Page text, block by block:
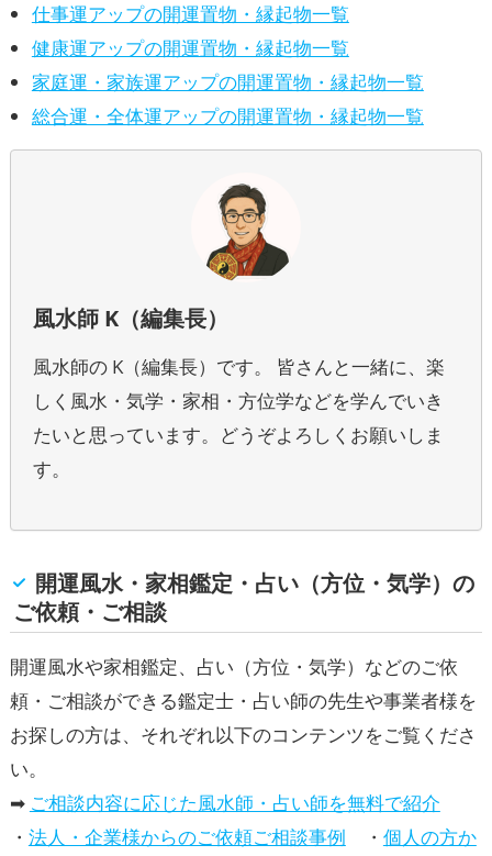
仕事運アップの開運置物・縁起物一覧
健康運アップの開運置物・縁起物一覧
家庭運・家族運アップの開運置物・縁起物一覧
総合運・全体運アップの開運置物・縁起物一覧
風水師 K（編集長）
風水師の K（編集長）です。 皆さんと一緒に、楽
しく風水・気学・家相・方位学などを学んでいき
たいと思っています。どうぞよろしくお願いしま
す。
開運風水・家相鑑定・占い（方位・気学）の
ご依頼・ご相談
開運風水や家相鑑定、占い（方位・気学）などのご依
頼・ご相談ができる鑑定士・占い師の先生や事業者様を
お探しの方は、それぞれ以下のコンテンツをご覧くださ
い。
➡ ご相談内容に応じた風水師・占い師を無料で紹介
・ 法人・企業様からのご依頼ご相談事例 ・ 個人の方か